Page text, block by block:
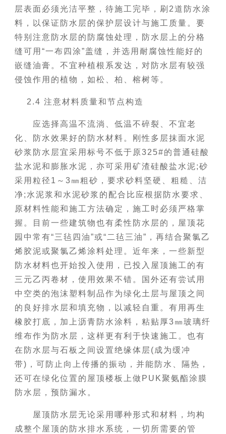
层表面必须光洁平整，待施工完毕，刷2道防水涂
料，以保证防水层的保护层设计与施工质量。要
特别注意防水层的防腐蚀处理，防水层上的分格
缝可用“一布四涂”盖缝，并选用耐腐蚀性能好的
嵌缝油膏。不宜种植根系发达，对防水层有较强
侵蚀作用的植物，如松、柏、榕树等。
2.4 注意材料质量和节点构造
应选择高温不流淌、低温不碎裂、不宜老
化、防水效果好的防水材料。刚性多层抹面水泥
砂浆防水层宜采用标号不低于原325#的普通硅酸
盐水泥和膨胀水泥，亦可采用矿渣硅酸盐水泥;砂
采用粒径1～3㎜粗砂，要求砂料坚硬、粗糙、洁
净;水泥浆和水泥砂浆的配合比应根据防水要求、
原材料性能和施工方法确定，施工时必须严格掌
握。目前一些建筑物也有柔性防水层的，屋顶花
园中常有“三毡四油”或“二毡三油”，再结合聚氯乙
烯胶泥或聚氯乙烯涂料处理。近年来，一些新型
防水材料也开始投入使用，已投入屋顶施工的有
三元乙丙卷材，使用效果不错。国外还有尝试用
中空类的泡沫塑料制品作为绿化土层与屋顶之间
的良好排水层和填充物，以减轻自重。有用再生
橡胶打底，加上沥青防水涂料，粘贴厚3㎜玻璃纤
维布作为防水层，这样更有利于快速施工。也有
在防水层与石板之间设置绝缘体层(成为缓冲
带)，可防止向上传播的振动，并能防水、隔热，
还可在绿化位置的屋顶楼板上做PUK聚氨酯涂膜
防水层，预防漏水。
屋顶防水层无论采用哪种形式和材料，均构
成整个屋顶的防水排水系统，一切所需要的管